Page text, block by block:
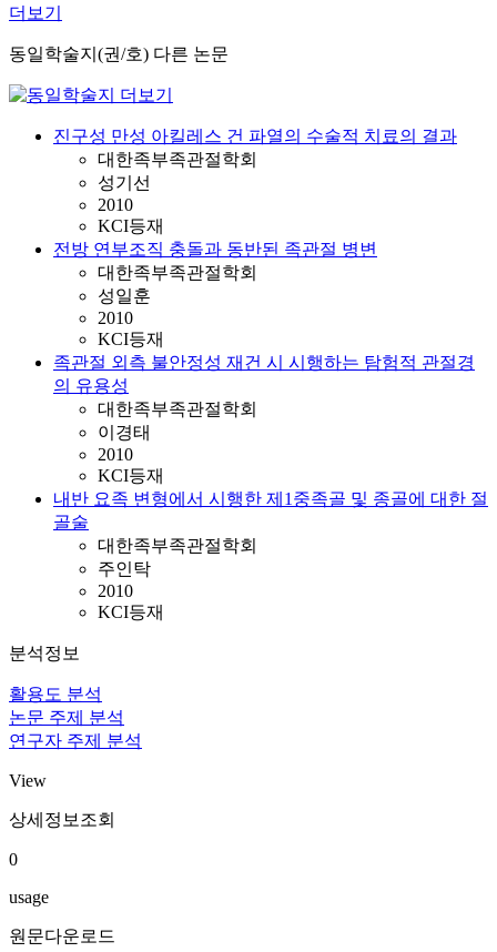
더보기
동일학술지(권/호) 다른 논문
진구성 만성 아킬레스 건 파열의 수술적 치료의 결과
대한족부족관절학회
성기선
2010
KCI등재
전방 연부조직 충돌과 동반된 족관절 병변
대한족부족관절학회
성일훈
2010
KCI등재
족관절 외측 불안정성 재건 시 시행하는 탐험적 관절경
의 유용성
대한족부족관절학회
이경태
2010
KCI등재
내반 요족 변형에서 시행한 제1중족골 및 종골에 대한 절
골술
대한족부족관절학회
주인탁
2010
KCI등재
분석정보
활용도 분석
논문 주제 분석
연구자 주제 분석
View
상세정보조회
0
usage
원문다운로드